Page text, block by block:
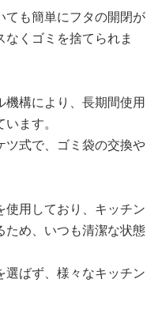
ても簡単にフタの開閉が
くゴミを捨てられま
構により、長期間使用
ます。
ツ式で、ゴミ袋の交換や
用しており、キッチン
ため、いつも清潔な状態
ばず、様々なキッチン